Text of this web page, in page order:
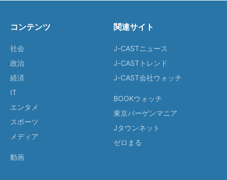
コンテンツ
社会
政治
経済
IT
エンタメ
スポーツ
メディア
動画
関連サイト
J-CASTニュース
J-CASTトレンド
J-CAST会社ウォッチ
BOOKウォッチ
東京バーゲンマニア
Jタウンネット
ゼロまる